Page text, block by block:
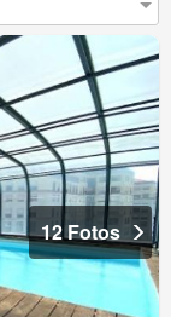
12 Fotos